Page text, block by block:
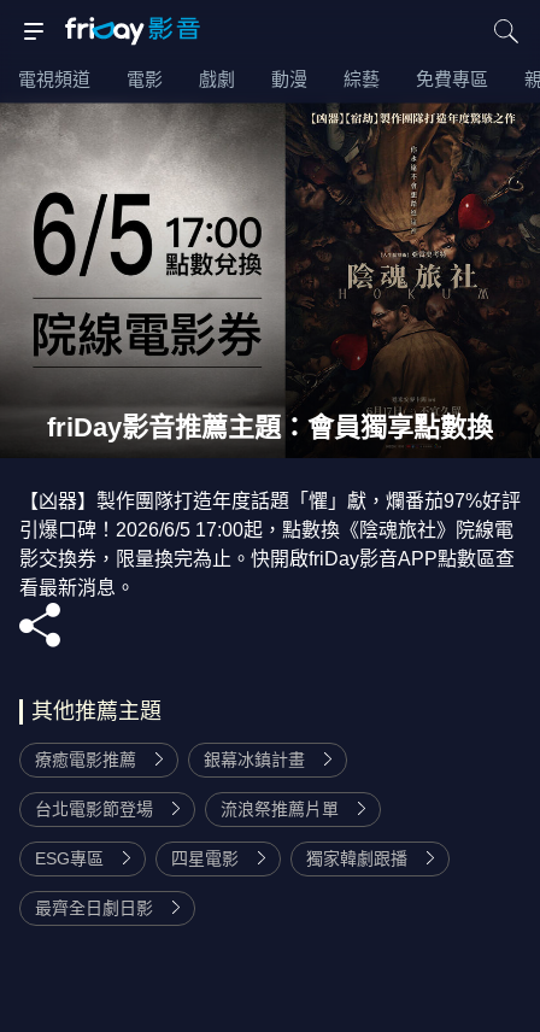
電視頻道 電影 戲劇 動漫 綜藝 免費專區
friDay影音推薦主題：會員獨享點數換
【凶器】製作團隊打造年度話題「懼」獻，爛番茄97%好評
引爆口碑！2026/6/5 17:00起，點數換《陰魂旅社》院線電
影交換券，限量換完為止。快開啟friDay影音APP點數區查
看最新消息。
其他推薦主題
療癒電影推薦 銀幕冰鎮計畫
台北電影節登場 流浪祭推薦片單
ESG專區 四星電影 獨家韓劇跟播
最齊全日劇日影